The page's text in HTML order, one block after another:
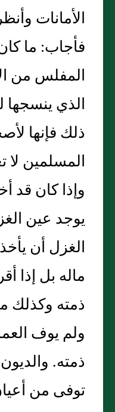
الأمانات
فأجاب‏:‏ ما
المفلس من
الذي
ذلك فإنها
المسلمين
وإذا كان قد
يوجد عين
الغزل أن
ماله بل إذا
ذمته وكذلك
ولم يوف
ذمته‏.‏
توفى من